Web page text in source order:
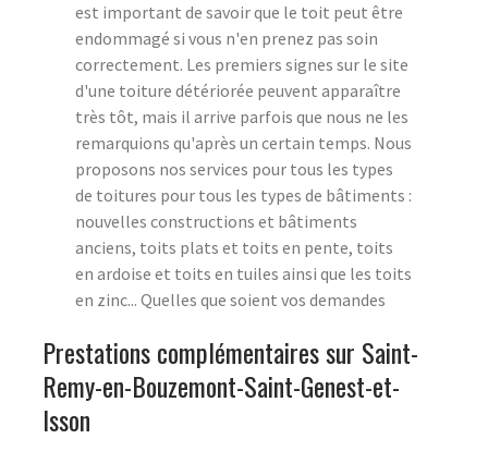
est important de savoir que le toit peut être
endommagé si vous n'en prenez pas soin
correctement. Les premiers signes sur le site
d'une toiture détériorée peuvent apparaître
très tôt, mais il arrive parfois que nous ne les
remarquions qu'après un certain temps. Nous
proposons nos services pour tous les types
de toitures pour tous les types de bâtiments :
nouvelles constructions et bâtiments
anciens, toits plats et toits en pente, toits
en ardoise et toits en tuiles ainsi que les toits
en zinc... Quelles que soient vos demandes
Prestations complémentaires sur Saint-
Remy-en-Bouzemont-Saint-Genest-et-
Isson